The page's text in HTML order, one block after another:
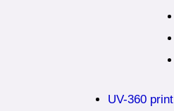
UV-360 print